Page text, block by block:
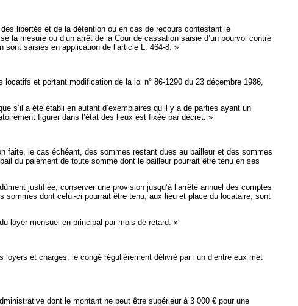
libertés et de la détention ou en cas de recours contestant le
la mesure ou d’un arrêt de la Cour de cassation saisie d’un pourvoi contre
sont saisies en application de l’article L. 464-8. »
et portant modification de la loi n° 86-1290 du 23 décembre 1986,
s’il a été établi en autant d’exemplaires qu’il y a de parties ayant un
figurer dans l’état des lieux est fixée par décret. »
faite, le cas échéant, des sommes restant dues au bailleur et des sommes
du paiement de toute somme dont le bailleur pourrait être tenu en ses
justifiée, conserver une provision jusqu’à l’arrêté annuel des comptes
dont celui-ci pourrait être tenu, aux lieu et place du locataire, sont
loyer mensuel en principal par mois de retard. »
et charges, le congé régulièrement délivré par l’un d’entre eux met
dont le montant ne peut être supérieur à 3 000 € pour une